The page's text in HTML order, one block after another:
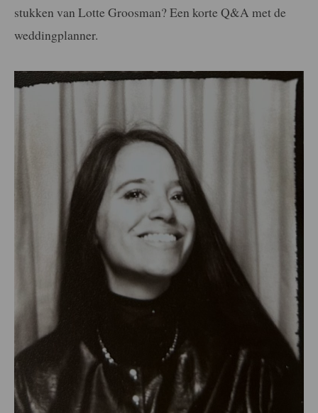
stukken van Lotte Groosman? Een korte Q&A met de
weddingplanner.